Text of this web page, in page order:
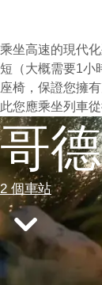
乘坐高速的現代
短（大概需要1小
座椅，保證您擁
此您應乘坐列車
哥
2 個車站